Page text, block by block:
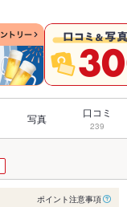
写真 口コミ
239
ポイント注意事項